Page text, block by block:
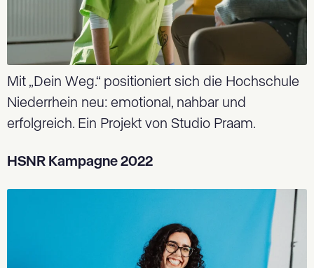
Mit „Dein Weg.“ positioniert sich die Hochschule
Niederrhein neu: emotional, nahbar und
erfolgreich. Ein Projekt von Studio Praam.
HSNR Kampagne 2022